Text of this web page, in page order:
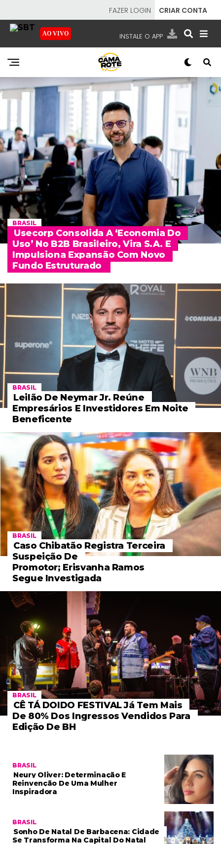
FAZER LOGIN CRIAR CONTA
AO VIVO INSTALE O APP
EMISSORAS
NOSSAS REDES APP TV SBT
SBT- SISTEMA BRASILEIRO DE TELEVISÃO
BRASIL
Usecorp Consolida A ‘economia Do
Uso’ No B2B Brasileiro, Vira S.A. E
Impulsiona Expansão Com Novo
Fundo Estruturado
BRASIL
Leilão De Neymar Jr. Reúne
Empresários E Investidores Em Noite
Beneficente
BRASIL
Caso Chibatão Registra Terceira
Suspeição De
Promotor; Erisvanha Ramos
Segue Investigada
BRASIL
CÊ TÁ DOIDO FESTIVAL Já Tem Mais
De 80% Dos Ingressos Vendidos Para
Edição De BH
BRASIL
Neury Oliver: Determinação E
Reinvenção De Uma Mulher
Inspiradora
BRASIL
Sonho De Natal De Barbacena: Cidade
Se Transforma Na Capital Do Natal